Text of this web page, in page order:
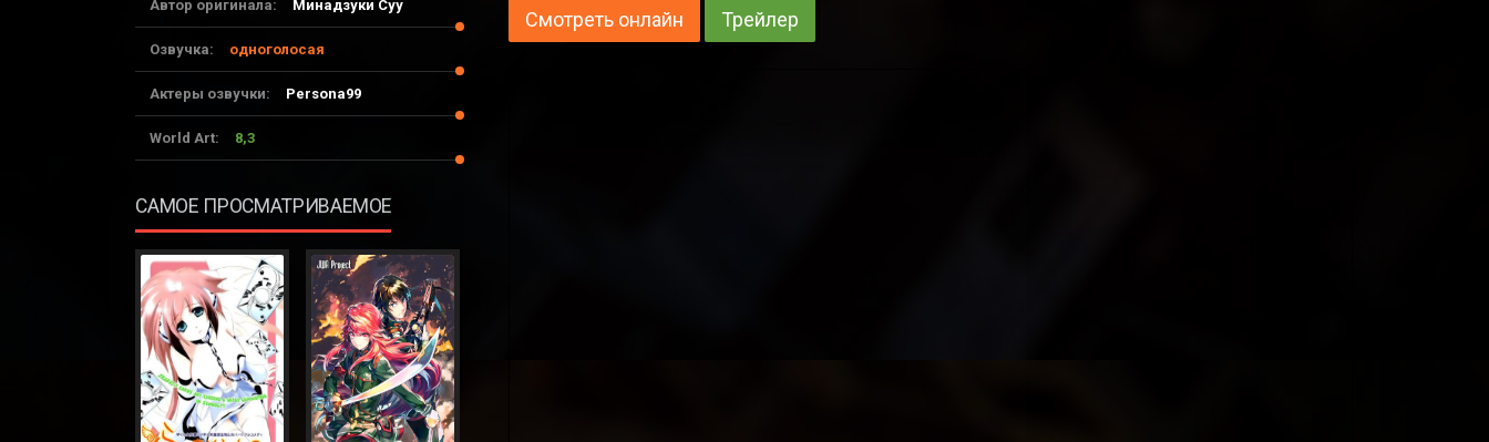
Автор оригинала: Минадзуки Суу
Озвучка: одноголосая
Актеры озвучки: Persona99
World Art: 8,3
САМОЕ ПРОСМАТРИВАЕМОЕ
Смотреть онлайн Трейлер